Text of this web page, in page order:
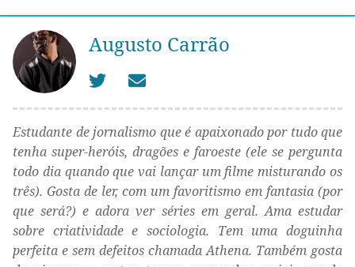
Augusto Carrão
Estudante de jornalismo que é apaixonado por tudo que
tenha super-heróis, dragões e faroeste (ele se pergunta
todo dia quando que vai lançar um filme misturando os
três). Gosta de ler, com um favoritismo em fantasia (por
que será?) e adora ver séries em geral. Ama estudar
sobre criatividade e sociologia. Tem uma doguinha
perfeita e sem defeitos chamada Athena. Também gosta